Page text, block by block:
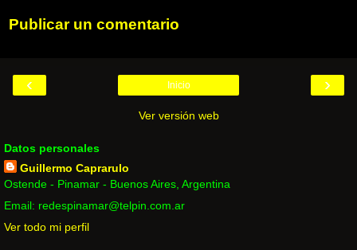
Publicar un comentario
‹ ›
Inicio
Ver versión web
Datos personales
Guillermo Caprarulo
Ostende - Pinamar - Buenos Aires, Argentina
Email: redespinamar@telpin.com.ar
Ver todo mi perfil